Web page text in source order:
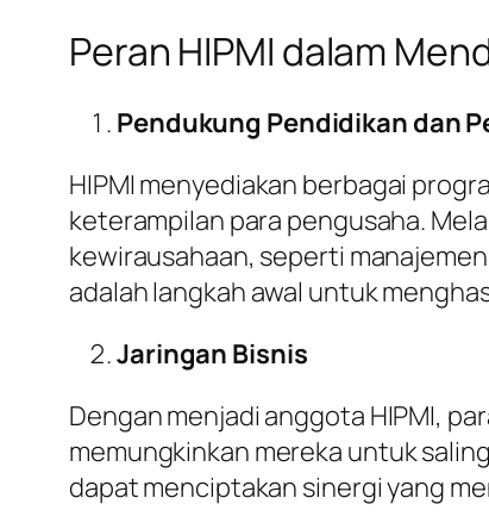
Peran HIPMI dalam
Pendukung Pendidikan dan
HIPMI menyediakan berbagai
keterampilan para pengusaha.
kewirausahaan, seperti
adalah langkah awal untuk
Jaringan Bisnis
Dengan menjadi anggota HIPMI,
memungkinkan mereka untuk
dapat menciptakan sinergi yang